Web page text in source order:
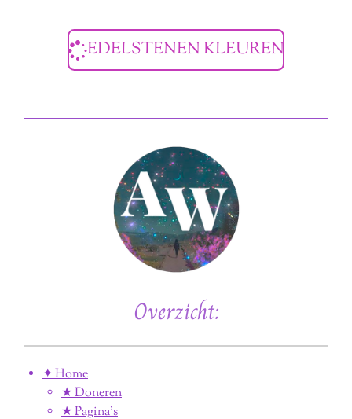
EDELSTENEN KLEUREN
Overzicht:
✦ Home
★ Doneren
★ Pagina’s